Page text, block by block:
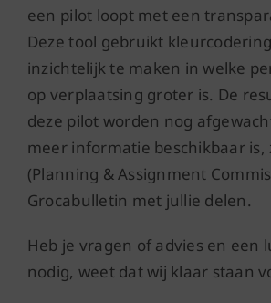
een pilot loopt met een
Deze tool gebruikt
inzichtelijk te maken in welke
op verplaatsing groter is. De
deze pilot worden nog
meer informatie beschikbaar is,
(Planning & Assignment
Grocabulletin met jullie delen.
Heb je vragen of advies en een
nodig, weet dat wij klaar staan